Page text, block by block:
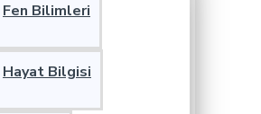
Fen Bilimleri
Hayat Bilgisi